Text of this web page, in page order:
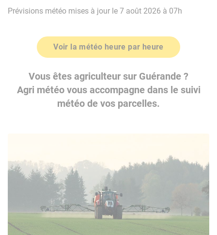
Prévisions météo mises à jour le 7 août 2026 à 07h
Voir la météo heure par heure
Vous êtes agriculteur sur Guérande ?
Agri météo vous accompagne dans le suivi
météo de vos parcelles.